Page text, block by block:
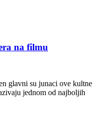
na filmu
glavni su junaci ove kultne
jednom od najboljih